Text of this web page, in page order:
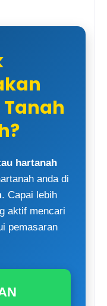
hartanah
anda di
. Capai lebih
aktif mencari
pemasaran